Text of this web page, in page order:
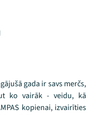
gada ir savs merčs,
ko vairāk - veidu, kā
kopienai, izvairīties